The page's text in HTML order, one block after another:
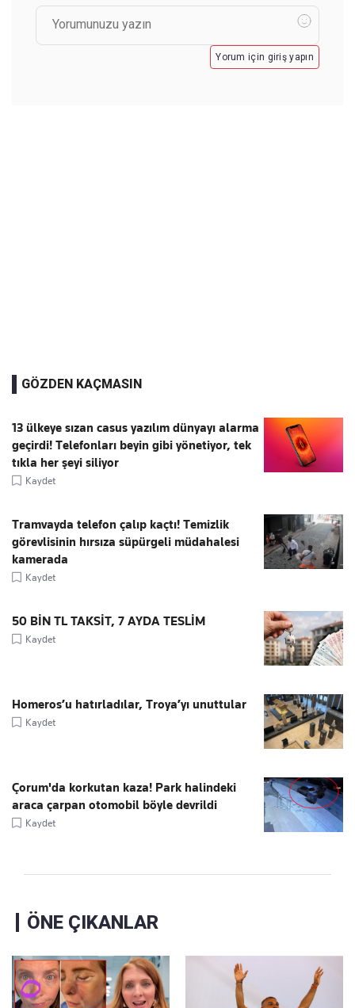
Yorum için giriş yapın
GÖZDEN KAÇMASIN
13 ülkeye sızan casus yazılım dünyayı alarma
geçirdi! Telefonları beyin gibi yönetiyor, tek
tıkla her şeyi siliyor
Kaydet
Tramvayda telefon çalıp kaçtı! Temizlik
görevlisinin hırsıza süpürgeli müdahalesi
kamerada
Kaydet
50 BİN TL TAKSİT, 7 AYDA TESLİM
Kaydet
Homeros’u hatırladılar, Troya’yı unuttular
Kaydet
Çorum'da korkutan kaza! Park halindeki
araca çarpan otomobil böyle devrildi
Kaydet
ÖNE ÇIKANLAR